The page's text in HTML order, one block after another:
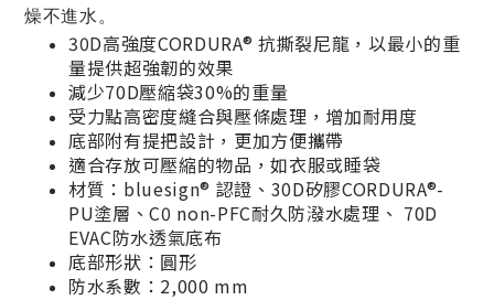
燥不進水。
30D高強度CORDURA® 抗撕裂尼龍，以最小的重
量提供超強韌的效果
減少70D壓縮袋30%的重量
受力點高密度縫合與壓條處理，增加耐用度
底部附有提把設計，更加方便攜帶
適合存放可壓縮的物品，如衣服或睡袋
材質：bluesign® 認證、30D矽膠CORDURA®-
PU塗層、C0 non-PFC耐久防潑水處理、 70D
EVAC防水透氣底布
底部形狀：圓形
防水系數：2,000 mm